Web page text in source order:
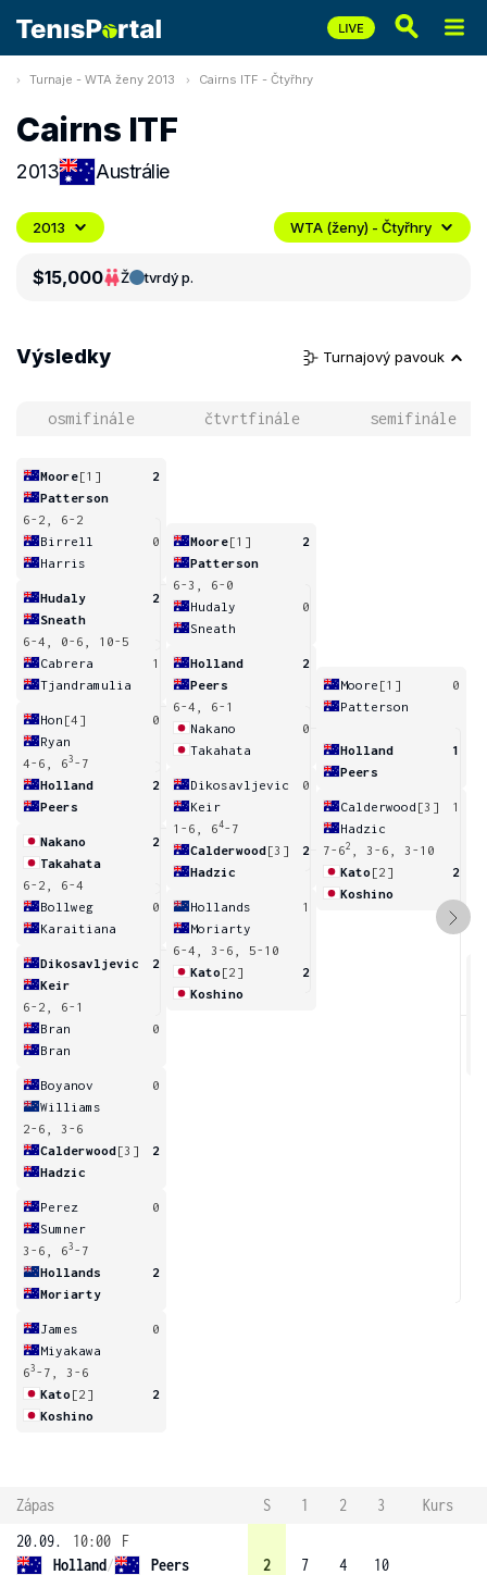
Turnaje - WTA ženy 2013 Cairns ITF - Čtyřhry
Cairns ITF
2013 Austrálie
2013 WTA (ženy) - Čtyřhry
$15,000 Ž tvrdý p.
Výsledky Turnajový pavouk
osmifinále čtvrtfinále semifinále
Moore[1]
2
Patterson
6-2, 6-2
Birrell
0
Harris
Hudaly
2
Sneath
6-4, 0-6, 10-5
Cabrera
1
Tjandramulia
Hon [4]
0
Ryan
4-6, 63 -7
Holland
2
Peers
Nakano
2
Takahata
6-2, 6-4
Bollweg
0
Karaitiana
Dikosavljevic
2
Keir
6-2, 6-1
Bran
0
Bran
Boyanov
0
Williams
2-6, 3-6
Calderwood[3]
2
Hadzic
Perez
0
Sumner
3-6, 63 -7
Hollands
2
Moriarty
James
0
Miyakawa
63 -7, 3-6
Kato [2]
2
Koshino
Moore[1]
2
Patterson
6-3, 6-0
Hudaly
0
Sneath
Holland
2
Peers
6-4, 6-1
Nakano
0
Takahata
Dikosavljevic
0
Keir
1-6, 64-7
Calderwood[3]
2
Hadzic
Hollands
1
Moriarty
6-4, 3-6, 5-10
Kato [2]
2
Koshino
Moore [1]
0
Patterson
Holland
1
Peers
Calderwood [3]
1
Hadzic
7-62
, 3-6, 3-10
Kato [2]
2
Koshino
Zápas S 1 2 3
Kurs
20.09.
10:00
F
Holland/
Peers
2
7
4
10